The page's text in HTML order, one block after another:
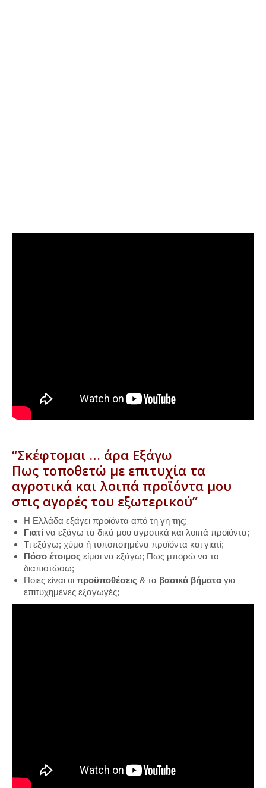
“Σκέφτομαι … άρα Εξάγω
Πως τοποθετώ με επιτυχία τα
αγροτικά και λοιπά προϊόντα μου
στις αγορές του εξωτερικού”
Η Ελλάδα εξάγει προϊόντα από τη γη της;
Γιατί να εξάγω τα δικά μου αγροτικά και λοιπά προϊόντα;
Tι εξάγω; χύμα ή τυποποιημένα προϊόντα και γιατί;
Πόσο έτοιμος είμαι να εξάγω; Πως μπορώ να το
διαπιστώσω;
Ποιες είναι οι προϋποθέσεις & τα βασικά βήματα για
επιτυχημένες εξαγωγές;